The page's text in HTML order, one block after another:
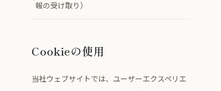
報の受け取り）
Cookieの使用
当社ウェブサイトでは、ユーザーエクスペリエ